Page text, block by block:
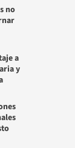
no
a
y